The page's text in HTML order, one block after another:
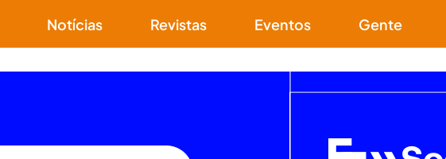
Notícias Revistas Eventos Gente